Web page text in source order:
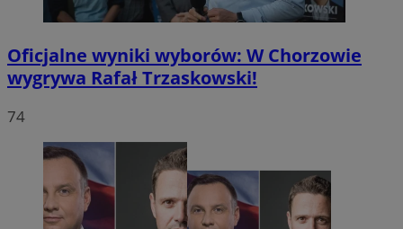
Oficjalne wyniki wyborów: W Chorzowie
wygrywa Rafał Trzaskowski!
74